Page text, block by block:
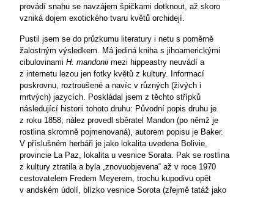
provádí snahu se navzájem špičkami dotknout, až skoro
vzniká dojem exotického tvaru květů orchidejí.
Pustil jsem se do průzkumu literatury i netu s poměrně
žalostným výsledkem. Má jediná kniha s jihoamerickými
cibulovinami H. mandonii mezi hippeastry neuvádí a
z internetu lezou jen fotky květů z kultury. Informací
poskrovnu, roztroušené a navíc v různých (živých i
mrtvých) jazycích. Poskládal jsem z těchto střípků
následující historii tohoto druhu: Původní popis druhu je
z roku 1858, nález provedl sběratel Mandon (po němž je
rostlina skromně pojmenovaná), autorem popisu je Baker.
V příslušném herbáři je jako lokalita uvedena Bolivie,
provincie La Paz, lokalita u vesnice Sorata. Pak se rostlina
z kultury ztratila a byla „znovuobjevena“ až v roce 1970
cestovatelem Fredem Meyerem, trochu kupodivu opět
v andském údolí, blízko vesnice Sorota (zřejmě tatáž jako